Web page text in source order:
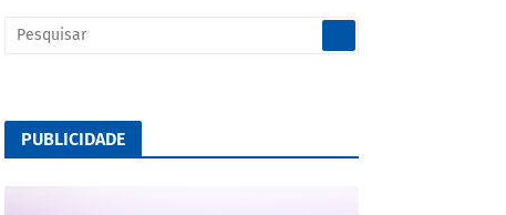
PUBLICIDADE